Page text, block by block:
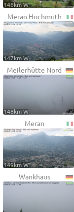
146km W
Meran Hochmuth
147km W
Meilerhütte Nord
148km W
Meran
149km W
Wankhaus